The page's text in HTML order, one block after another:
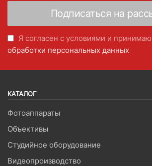
Я согласен с условиями и принимаю
обработки персональных данных
КАТАЛОГ
Фотоаппараты
Объективы
Студийное оборудование
Видеопроизводство